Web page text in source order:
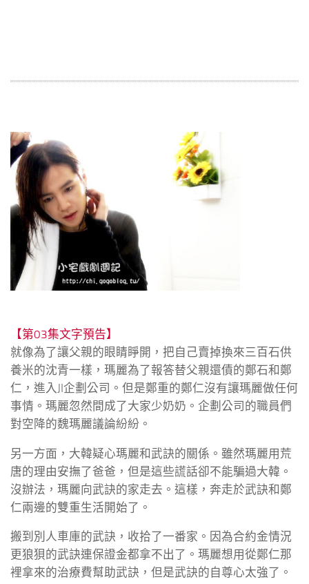
【第03集文字預告】
就像為了讓父親的眼睛睜開，把自己賣掉換來三百石供
養米的沈青一樣，瑪麗為了報答替父親還債的鄭石和鄭
仁，進入JI企劃公司。但是鄭重的鄭仁沒有讓瑪麗做任何
事情。瑪麗忽然間成了大家少奶奶。企劃公司的職員們
對空降的魏瑪麗議論紛紛。
另一方面，大韓疑心瑪麗和武訣的關係。雖然瑪麗用荒
唐的理由安撫了爸爸，但是這些謊話卻不能騙過大韓。
沒辦法，瑪麗向武訣的家走去。這樣，奔走於武訣和鄭
仁兩邊的雙重生活開始了。
搬到別人車庫的武訣，收拾了一番家。因為合約金情況
更狼狽的武訣連保證金都拿不出了。瑪麗想用從鄭仁那
裡拿來的治療費幫助武訣，但是武訣的自尊心太強了。